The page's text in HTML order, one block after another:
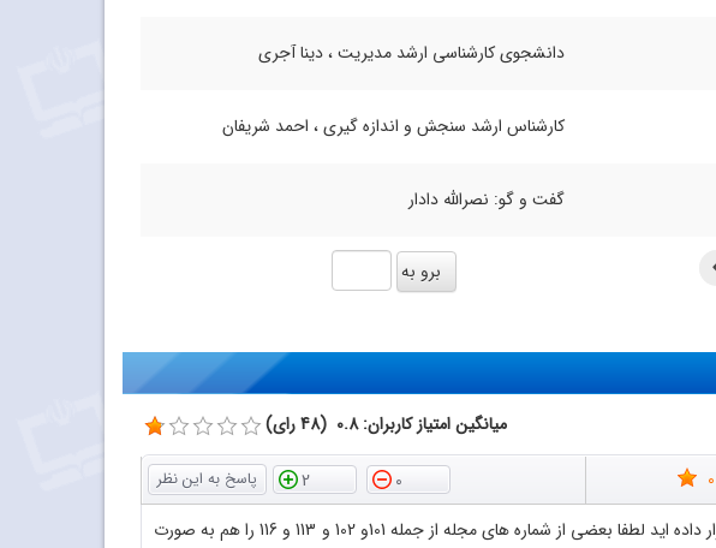
دانشجوی کارشناسی ارشد مدیریت ، دینا آجری
کارشناس ارشد سنجش و اندازه گیری ، احمد شریفان
گفت و گو: نصرالله دادار
میانگین امتیاز کاربران: 0.8 (48 رای)
0
0
2
با سلام و عرض احترام سپاس فراوان از اینکه فایل پی دی اف مجلات رشد آموزش شیمی را در اختیار دوستداران قرار داده اید لطفا بعضی از شماره های مجله از جمله 101و 102 و 113 و 116 را هم به صورت